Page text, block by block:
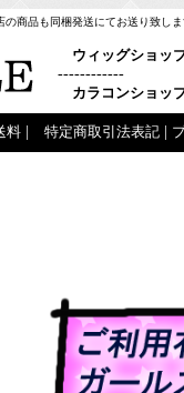
商品も同梱発送にてお送り致し
ウィッグショッ
------------
カラコンショッ
料 特定商取引法表記